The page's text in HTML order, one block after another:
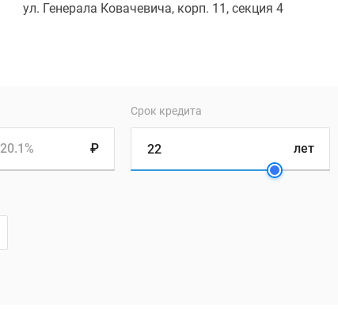
ул. Генерала Ковачевича, корп. 11, секция 4
₽
20.1%
Срок кредита
лет